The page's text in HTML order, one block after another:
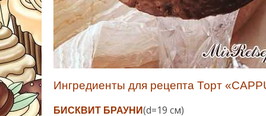
Ингредиенты для рецепта Торт
БИСКВИТ БРАУНИ(d=19 см)